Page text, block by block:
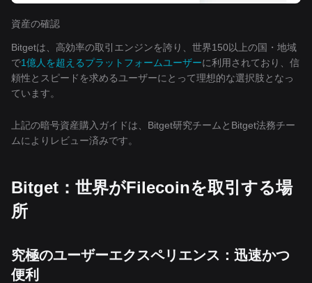
資産の確認
Bitgetは、高効率の取引エンジンを誇り、世界150以上の国・地域
で1億人を超えるプラットフォームユーザーに利用されており、信
頼性とスピードを求めるユーザーにとって理想的な選択肢となっ
ています。
上記の暗号資産購入ガイドは、Bitget研究チームとBitget法務チー
ムによりレビュー済みです。
Bitget：世界がFilecoinを取引する場
所
究極のユーザーエクスペリエンス：迅速かつ
便利